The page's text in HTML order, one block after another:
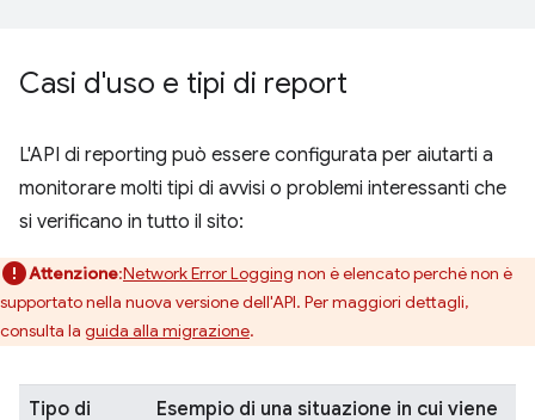
Casi d'uso e tipi di report
L'API di reporting può essere configurata per aiutarti a
monitorare molti tipi di avvisi o problemi interessanti che
si verificano in tutto il sito:
Attenzione:Network Error Logging non è elencato perché non è
supportato nella nuova versione dell'API. Per maggiori dettagli,
consulta la guida alla migrazione.
Tipo di
Esempio di una situazione in cui viene